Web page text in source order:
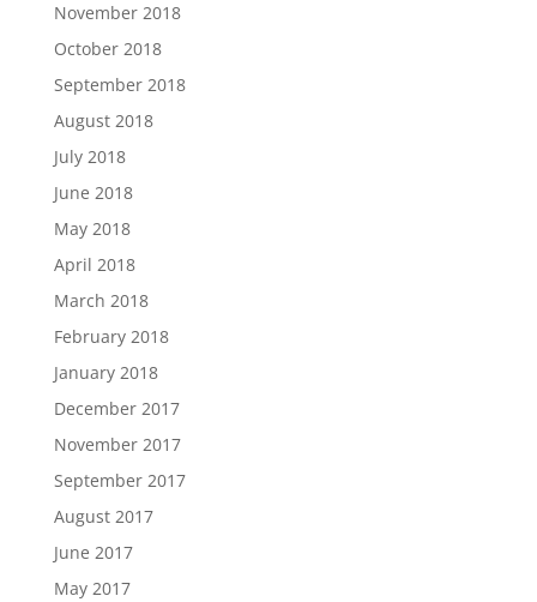
November 2018
October 2018
September 2018
August 2018
July 2018
June 2018
May 2018
April 2018
March 2018
February 2018
January 2018
December 2017
November 2017
September 2017
August 2017
June 2017
May 2017